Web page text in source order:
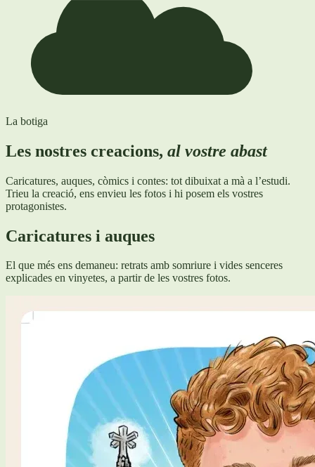
La botiga
Les nostres creacions, al vostre abast
Caricatures, auques, còmics i contes: tot dibuixat a mà a l’estudi.
Trieu la creació, ens envieu les fotos i hi posem els vostres
protagonistes.
Caricatures i auques
El que més ens demaneu: retrats amb somriure i vides senceres
explicades en vinyetes, a partir de les vostres fotos.